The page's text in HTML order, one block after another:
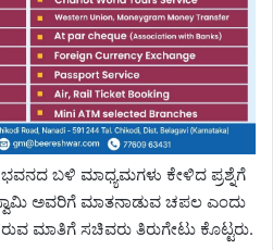
ಬಳಿ ಮಾಧ್ಯಮಗಳು ಕೇಳಿದ ಪ್ರಶ್ನೆಗೆ
ಅವರಿಗೆ ಮಾತನಾಡುವ ಚಪಲ ಎಂದು
ಮಾತಿಗೆ ಸಚಿವರು ತಿರುಗೇಟು ಕೊಟ್ಟರು.